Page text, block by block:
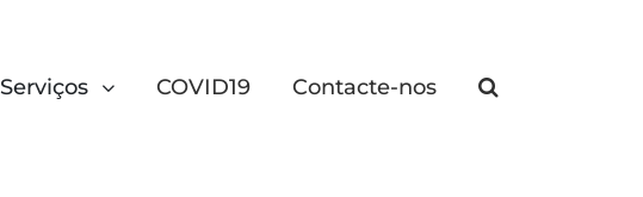
Serviços COVID19 Contacte-nos